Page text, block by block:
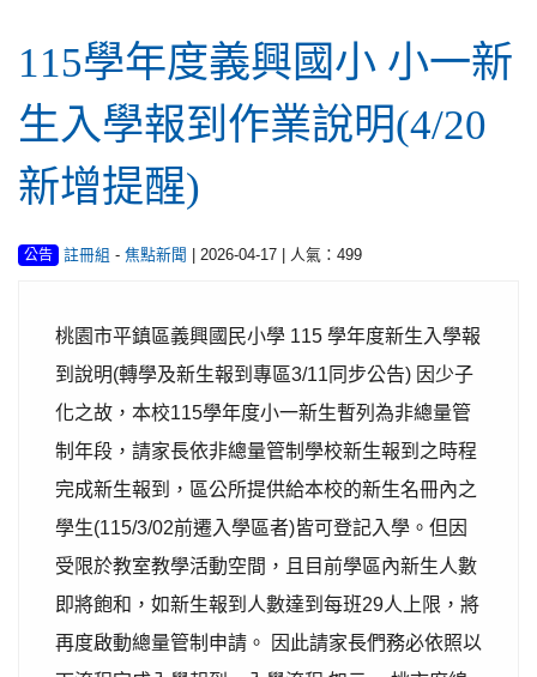
115學年度義興國小 小一新
生入學報到作業說明(4/20
新增提醒)
公告 註冊組 - 焦點新聞 | 2026-04-17 | 人氣：499
桃園市平鎮區義興國民小學 115 學年度新生入學報
到說明(轉學及新生報到專區3/11同步公告) 因少子
化之故，本校115學年度小一新生暫列為非總量管
制年段，請家長依非總量管制學校新生報到之時程
完成新生報到，區公所提供給本校的新生名冊內之
學生(115/3/02前遷入學區者)皆可登記入學。但因
受限於教室教學活動空間，且目前學區內新生人數
即將飽和，如新生報到人數達到每班29人上限，將
再度啟動總量管制申請。 因此請家長們務必依照以